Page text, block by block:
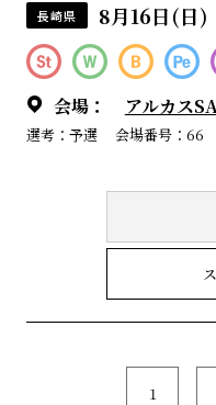
長崎県 8月16日(日)
会場： アルカス
選考：予選 会場番号：66
1